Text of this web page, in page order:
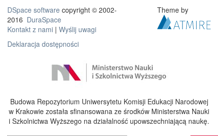
DSpace software copyright © 2002-
2016 DuraSpace
Kontakt z nami | Wyślij uwagi
Deklaracja dostępności
Theme by
Budowa Repozytorium Uniwersytetu Komisji Edukacji Narodowej
w Krakowie została sfinansowana ze środków Ministerstwa Nauki
i Szkolnictwa Wyższego na działalność upowszechniającą naukę.